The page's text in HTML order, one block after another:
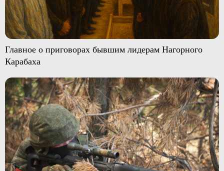
Главное о приговорах бывшим лидерам Нагорного
Карабаха